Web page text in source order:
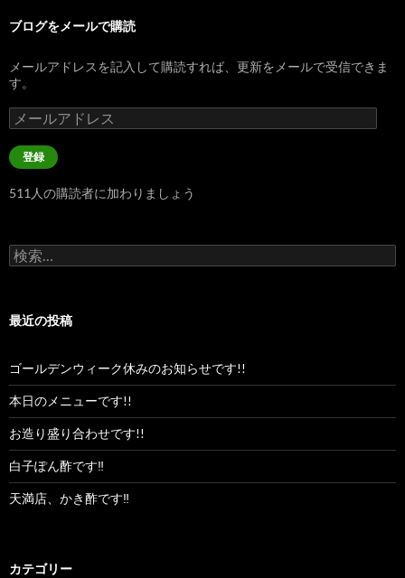
ブログをメールで購読
メールアドレスを記入して購読すれば、更新をメールで受信できま
す。
メ
ー
ル
ア
レ
登録
511人の購読者に加わりましょう
検
索:
最近の投稿
ゴールデンウィーク休みのお知らせです!!
本日のメニューです!!
お造り盛り合わせです!!
白子ぽん酢です‼︎
天満店、かき酢です‼︎
カテゴリー